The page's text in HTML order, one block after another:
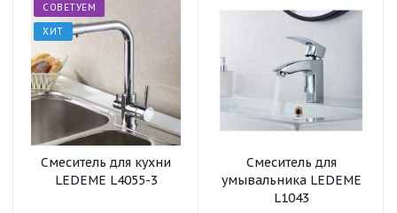
СОВЕТУЕМ
ХИТ
Смеситель для кухни
LEDEME L4055-3
Смеситель для
умывальника LEDEME
L1043